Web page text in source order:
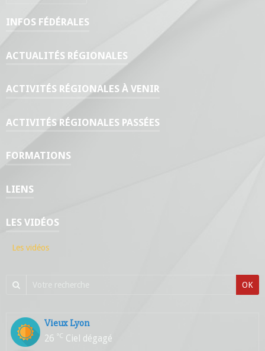
INFOS FÉDÉRALES
ACTUALITÉS RÉGIONALES
ACTIVITÉS RÉGIONALES À VENIR
ACTIVITÉS RÉGIONALES PASSÉES
FORMATIONS
LIENS
LES VIDÉOS
Les vidéos
OK
Vieux Lyon
26 °C Ciel dégagé